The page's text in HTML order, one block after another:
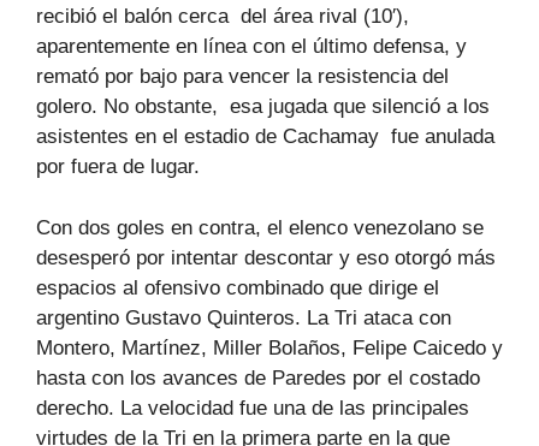
recibió el balón cerca del área rival (10′),
aparentemente en línea con el último defensa, y
remató por bajo para vencer la resistencia del
golero. No obstante, esa jugada que silenció a los
asistentes en el estadio de Cachamay fue anulada
por fuera de lugar.
Con dos goles en contra, el elenco venezolano se
desesperó por intentar descontar y eso otorgó más
espacios al ofensivo combinado que dirige el
argentino Gustavo Quinteros. La Tri ataca con
Montero, Martínez, Miller Bolaños, Felipe Caicedo y
hasta con los avances de Paredes por el costado
derecho. La velocidad fue una de las principales
virtudes de la Tri en la primera parte en la que